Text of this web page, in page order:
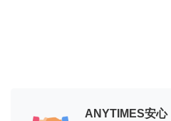
ANYTIMES安心